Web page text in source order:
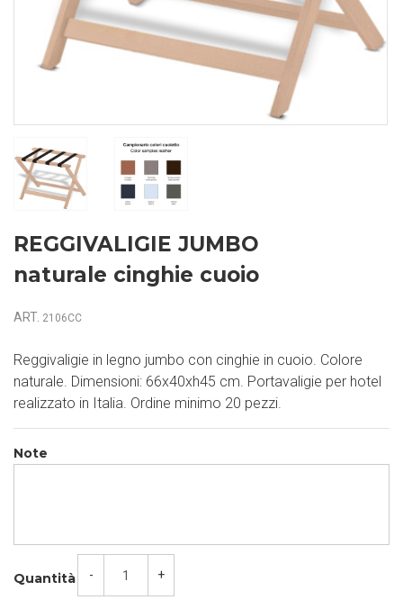
REGGIVALIGIE JUMBO
naturale cinghie cuoio
ART. 2106CC
Reggivaligie in legno jumbo con cinghie in cuoio. Colore
naturale. Dimensioni: 66x40xh45 cm. Portavaligie per hotel
realizzato in Italia. Ordine minimo 20 pezzi.
Note
Quantità - +